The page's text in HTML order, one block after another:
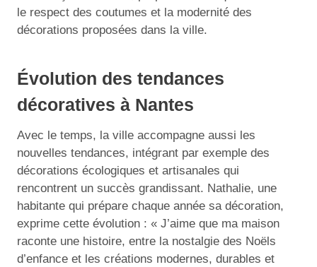
le respect des coutumes et la modernité des
décorations proposées dans la ville.
Évolution des tendances
décoratives à Nantes
Avec le temps, la ville accompagne aussi les
nouvelles tendances, intégrant par exemple des
décorations écologiques et artisanales qui
rencontrent un succès grandissant. Nathalie, une
habitante qui prépare chaque année sa décoration,
exprime cette évolution : « J’aime que ma maison
raconte une histoire, entre la nostalgie des Noëls
d’enfance et les créations modernes, durables et